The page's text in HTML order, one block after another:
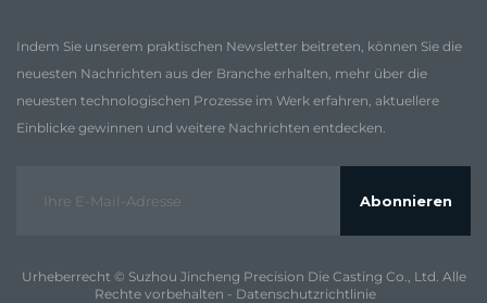
Indem Sie unserem praktischen Newsletter beitreten, können Sie die
neuesten Nachrichten aus der Branche erhalten, mehr über die
neuesten technologischen Prozesse im Werk erfahren, aktuellere
Einblicke gewinnen und weitere Nachrichten entdecken.
Abonnieren
Urheberrecht © Suzhou Jincheng Precision Die Casting Co., Ltd. Alle
Rechte vorbehalten - Datenschutzrichtlinie